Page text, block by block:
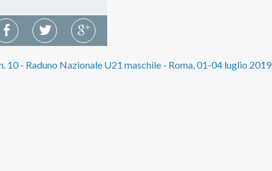
10 - Raduno Nazionale U21 maschile - Roma, 01-04 luglio 2019